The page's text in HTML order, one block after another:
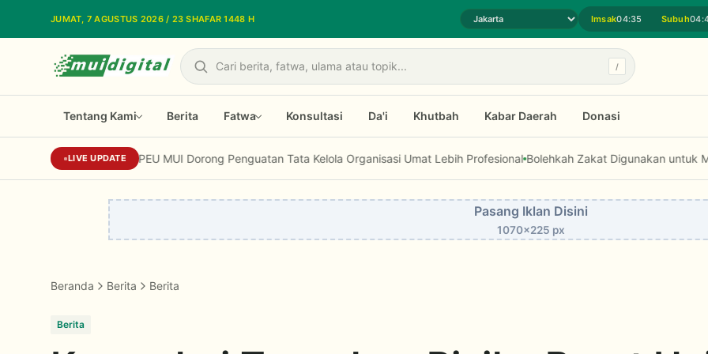
JUMAT, 7 AGUSTUS 2026 / 23 SHAFAR 1448 H Pilih daerah jadwal sholat Imsak04:35 Subuh
Cari
/
Tentang Kami Berita Fatwa Konsultasi Da'i Khutbah Kabar Daerah Donasi
LIVE UPDATE
LPEU MUI Dorong Penguatan Tata Kelola Organisasi Umat Lebih Profesional Bolehkah Zakat Digunakan untuk Modal Usaha
Pasang Iklan Disini
1070x225 px
Beranda Berita Berita
Berita